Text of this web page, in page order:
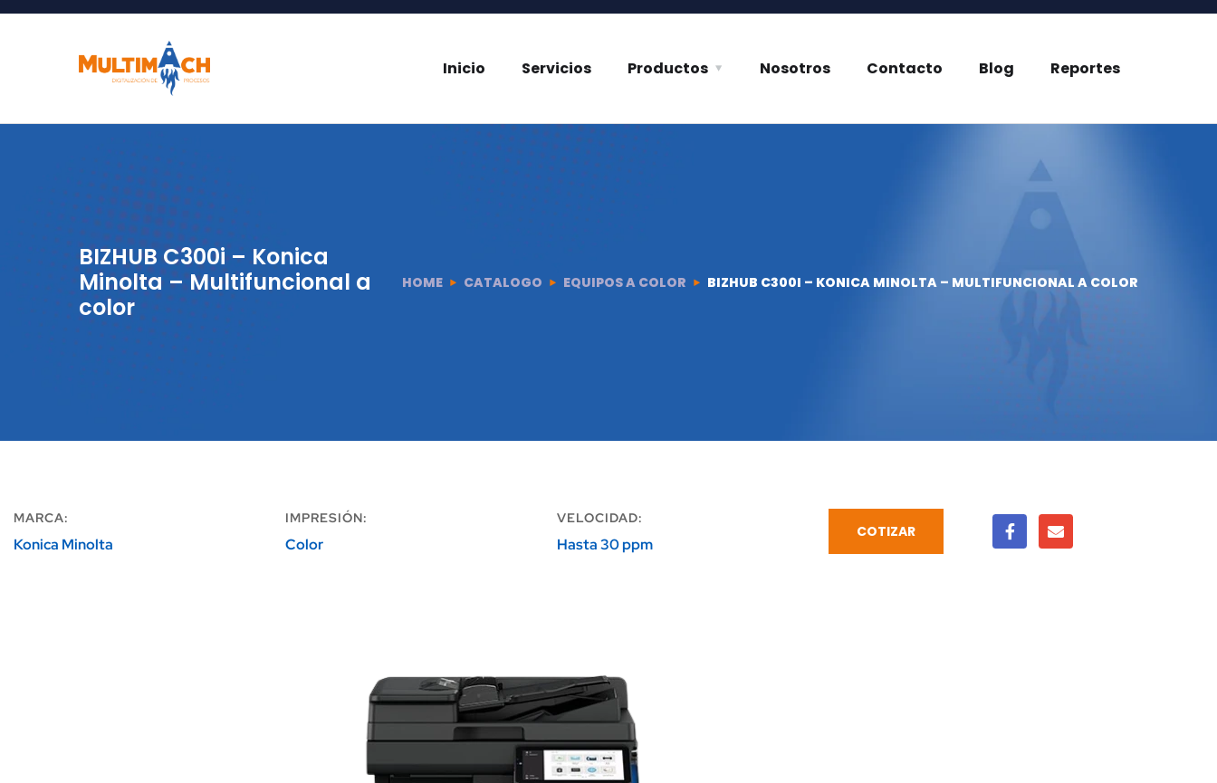
Inicio Servicios Productos Nosotros Contacto Blog Reportes
BIZHUB C300i – Konica
Minolta – Multifuncional a
color
HOME CATALOGO EQUIPOS A COLOR BIZHUB C300I – KONICA MINOLTA – MULTIFUNCIONAL A COLOR
MARCA:
Konica Minolta
IMPRESIÓN:
Color
VELOCIDAD:
Hasta 30 ppm
COTIZAR